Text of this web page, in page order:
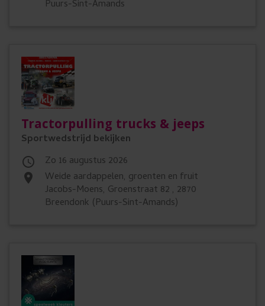
Puurs-Sint-Amands
Tractorpulling trucks & jeeps
Sportwedstrijd bekijken
 zo 16 augustus 2026
place
weide aardappelen, groenten en fruit
Jacobs-Moens, Groenstraat 82 , 2870
Breendonk (Puurs-Sint-Amands)